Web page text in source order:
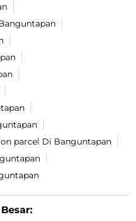
parcel Di Banguntapan